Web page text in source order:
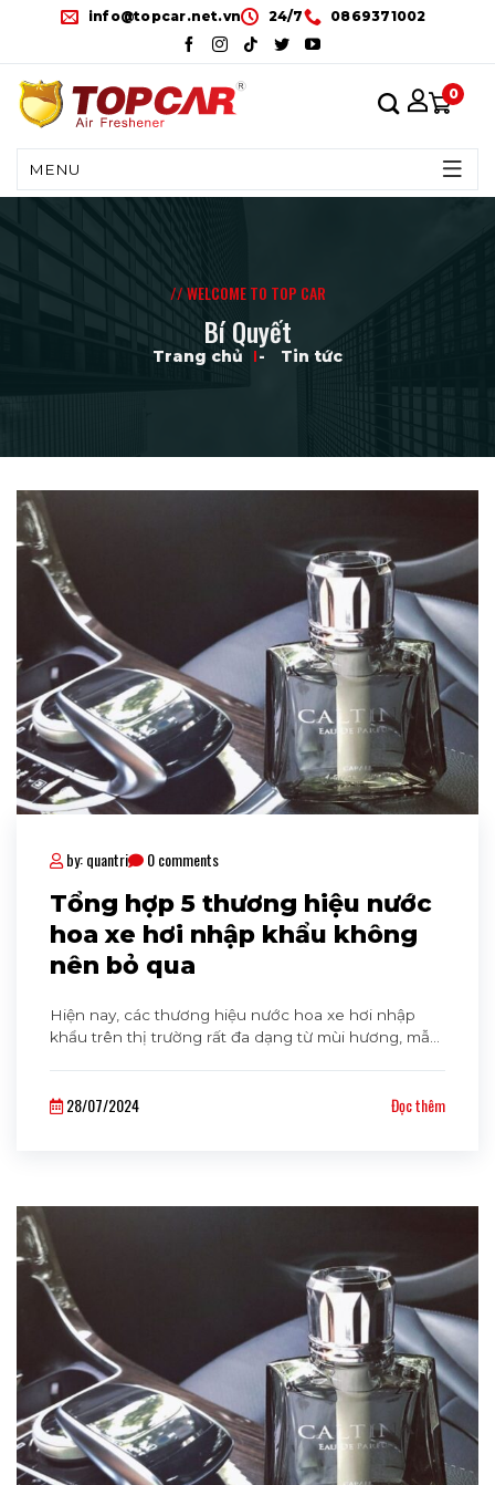
content
info@topcar.net.vn 24/7 0869371002
0
MENU
// WELCOME TO TOP CAR
Bí Quyết
Trang chủ - Tin tức
by: quantri 0 comments
Tổng hợp 5 thương hiệu nước
hoa xe hơi nhập khẩu không
nên bỏ qua
Hiện nay, các thương hiệu nước hoa xe hơi nhập
khẩu trên thị trường rất đa dạng từ mùi hương, mẫu
khỏi tâm lý hoang mang. Cùng theo Cavaha
28/07/2024 Đọc thêm